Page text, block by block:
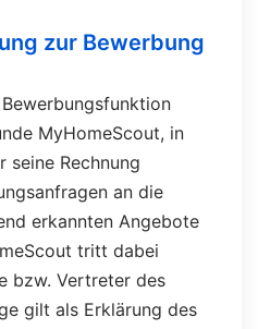
zur Bewerbung
MyHomeScout, in
seine Rechnung
an die
erkannten Angebote
tritt dabei
bzw. Vertreter des
gilt als Erklärung des